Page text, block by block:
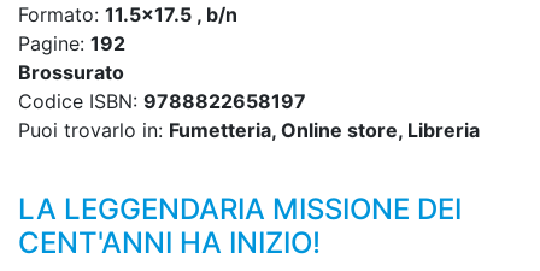
Formato: 11.5x17.5 , b/n
Pagine: 192
Brossurato
Codice ISBN: 9788822658197
Puoi trovarlo in: Fumetteria, Online store, Libreria
LA LEGGENDARIA MISSIONE DEI
CENT'ANNI HA INIZIO!